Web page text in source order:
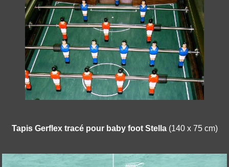
Tapis Gerflex tracé pour baby foot Stella (140 x 75 cm)